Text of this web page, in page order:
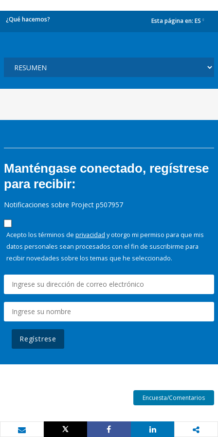
¿Qué hacemos? Esta página en: ES
Manténgase conectado, regístrese
para recibir:
Notificaciones sobre Project p507957
Acepto los términos de privacidad y otorgo mi permiso para que mis
datos personales sean procesados con el fin de suscribirme para
recibir novedades sobre los temas que he seleccionado.
Regístrese
Encuesta/Comentarios